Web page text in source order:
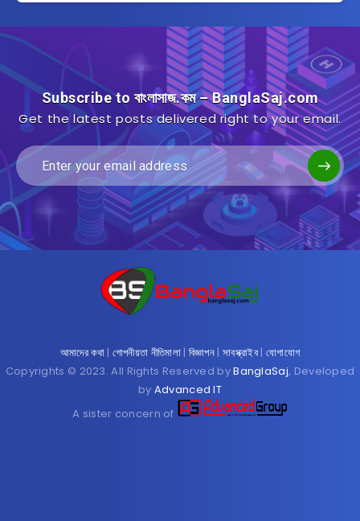
Subscribe to বাংলাসাজ.কম – BanglaSaj.com
Get the latest posts delivered right to your email.
আমাদের কথা| গোপনীয়তা নীতিমালা| বিজ্ঞাপন | সাবস্ক্রাইব | যোগাযোগ
Copyrights © 2023. All Rights Reserved byBanglaSaj, Developed
by Advanced IT
A sister concern of